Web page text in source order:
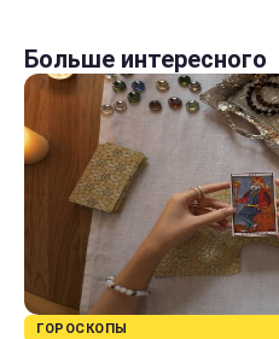
Больше интересного
ГОРОСКОПЫ